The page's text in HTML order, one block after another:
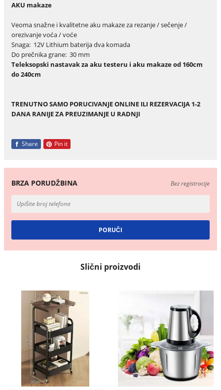
AKU makaze
Veoma snažne i kvalitetne aku makaze za rezanje / sečenje /
orezivanje voća / voće
Snaga: 12V Lithium baterija dva komada
Do prečnika grane: 30 mm
Teleksopski nastavak za aku testeru i aku makaze od 160cm
do 240cm
TRENUTNO SAMO PORUCIVANJE ONLINE ILI REZERVACIJA 1-2
DANA RANIJE ZA PREUZIMANJE U RADNJI
Share Pin it
BRZA PORUDŽBINA Bez registracije
Slični proizvodi